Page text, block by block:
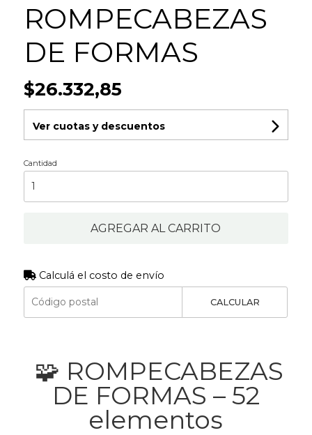
ROMPECABEZAS
DE FORMAS
$26.332,85
Ver cuotas y descuentos
Cantidad
AGREGAR AL CARRITO
Calculá el costo de envío
CALCULAR
🧩 ROMPECABEZAS
DE FORMAS – 52
elementos